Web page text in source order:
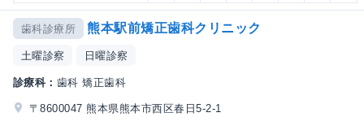
歯科診療所 熊本駅前矯正歯科クリニック
土曜診察 日曜診察
診療科： 歯科 矯正歯科
〒8600047 熊本県熊本市西区春日5-2-1